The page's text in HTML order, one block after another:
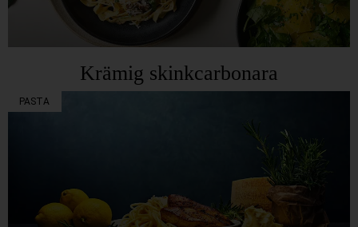
Krämig skinkcarbonara
PASTA